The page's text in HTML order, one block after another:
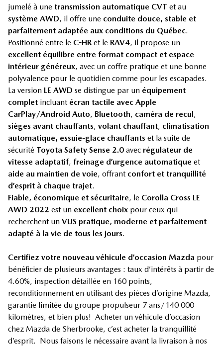
jumelé à une transmission automatique CVT et au
système AWD, il offre une conduite douce, stable et
parfaitement adaptée aux conditions du Québec.
Positionné entre le C-HRet le RAV4, il propose un
excellent équilibre entre format compact et espace
intérieur généreux, avec un coffre pratique et une bonne
polyvalence pour le quotidien comme pour les escapades.
La version LE AWD se distingue par un équipement
complet incluant écran tactile avec Apple
CarPlay/Android Auto, Bluetooth, caméra de recul,
sièges avant chauffants, volant chauffant, climatisation
automatique, essuie-glace chauffants et la suite de
sécurité Toyota Safety Sense 2.0 avec régulateur de
vitesse adaptatif, freinage d’urgence automatique et
aide au maintien de voie, offrant confort et tranquillité
d’esprit à chaque trajet.
Fiable, économique et sécuritaire, le Corolla Cross LE
AWD 2022 est un excellent choix pour ceux qui
recherchent un VUS pratique, moderne et parfaitement
adapté à la vie de tous les jours.
Certifiez votre nouveau véhicule d’occasion Mazda pour
bénéficier de plusieurs avantages : taux d’intérêts à partir de
4.60%, inspection détaillée en 160 points,
reconditionnement en utilisant des pièces d’origine Mazda,
garantie limitée du groupe propulseur 7 ans/140 000
kilomètres, et bien plus! Acheter un véhicule d’occasion
chez Mazda de Sherbrooke, c’est acheter la tranquillité
d’esprit. Nous faisons le nécessaire avant la livraison à nos